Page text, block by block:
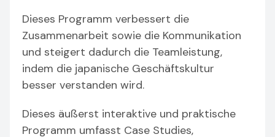
Dieses Programm verbessert die
Zusammenarbeit sowie die Kommunikation
und steigert dadurch die Teamleistung,
indem die japanische Geschäftskultur
besser verstanden wird.
Dieses äußerst interaktive und praktische
Programm umfasst Case Studies,